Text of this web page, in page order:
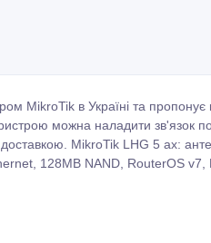
MikroTik в Україні та пропонує
можна наладити зв'язок по
MikroTik LHG 5 ax:
128MB NAND, RouterOS